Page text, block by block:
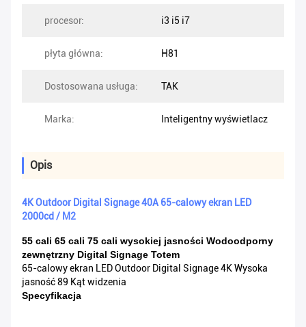
procesor: i3 i5 i7
płyta główna: H81
Dostosowana usługa: TAK
Marka: Inteligentny wyświetlacz
Opis
4K Outdoor Digital Signage 40A 65-calowy ekran LED
2000cd / M2
55 cali 65 cali 75 cali wysokiej jasności Wodoodporny
zewnętrzny Digital Signage Totem
65-calowy ekran LED Outdoor Digital Signage 4K Wysoka
jasność 89 Kąt widzenia
Specyfikacja